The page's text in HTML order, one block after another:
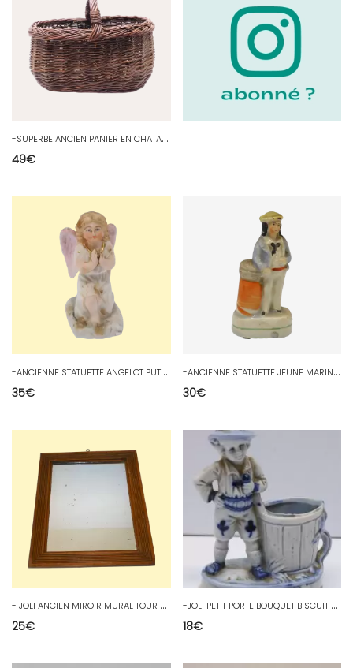
-
SUPERBE ANCIEN PANIER EN CHATAIGNIER BELLE PATINE ANCIENNE DECO CUISINE D
49€
-
ANCIENNE STATUETTE ANGELOT PUTTI en Prière BISCUIT XIXe collection crèche D
35€
-
ANCIENNE STATUETTE JEUNE MARIN Accoudé à une BITTE D'Amarrage CERAMIQUE D
30€
-
JOLI ANCIEN MIROIR MURAL TOUR BOIS COLLECTION DECO XXe JUS de Grenier D
25€
-
JOLI PETIT PORTE BOUQUET BISCUIT émaillé ART NOUVEAU petit TYROLIEN D
18€